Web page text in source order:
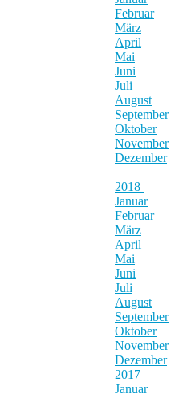
Februar
März
April
Mai
Juni
Juli
August
September
Oktober
November
Dezember
2018
Januar
Februar
März
April
Mai
Juni
Juli
August
September
Oktober
November
Dezember
2017
Januar